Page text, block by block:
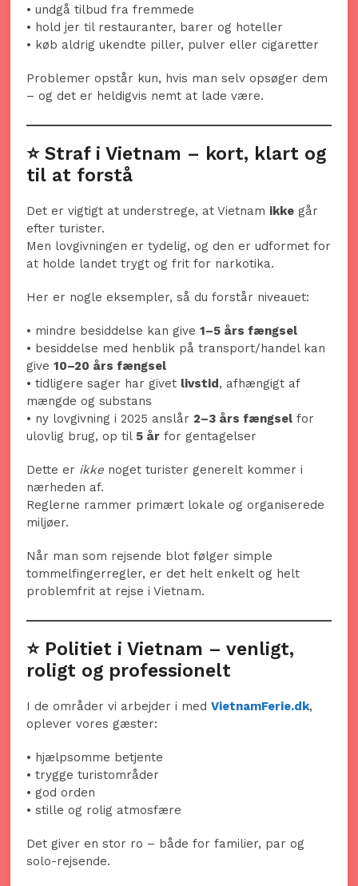
• undgå tilbud fra fremmede
• hold jer til restauranter, barer og hoteller
• køb aldrig ukendte piller, pulver eller cigaretter
Problemer opstår kun, hvis man selv opsøger dem
– og det er heldigvis nemt at lade være.
⭐ Straf i Vietnam – kort, klart og
til at forstå
Det er vigtigt at understrege, at Vietnam ikke går
efter turister.
Men lovgivningen er tydelig, og den er udformet for
at holde landet trygt og frit for narkotika.
Her er nogle eksempler, så du forstår niveauet:
• mindre besiddelse kan give1–5 års fængsel
• besiddelse med henblik på transport/handel kan
give10–20 års fængsel
• tidligere sager har givet livstid, afhængigt af
mængde og substans
• ny lovgivning i 2025 anslår 2–3 års fængsel for
ulovlig brug, op til 5 år for gentagelser
Dette er ikke noget turister generelt kommer i
nærheden af.
Reglerne rammer primært lokale og organiserede
miljøer.
Når man som rejsende blot følger simple
tommelfingerregler, er det helt enkelt og helt
problemfrit at rejse i Vietnam.
⭐ Politiet i Vietnam – venligt,
roligt og professionelt
I de områder vi arbejder i medVietnamFerie.dk,
oplever vores gæster:
• hjælpsomme betjente
• trygge turistområder
• god orden
• stille og rolig atmosfære
Det giver en stor ro – både for familier, par og
solo-rejsende.